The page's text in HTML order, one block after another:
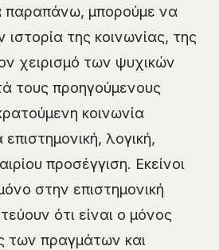
παραπάνω, μπορούμε να
της κοινωνίας, της
χειρισμό των ψυχικών
τους προηγούμενους
κοινωνία
λογική,
προσέγγιση. Εκείνοι
στην επιστημονική
ότι είναι ο μόνος
των πραγμάτων και